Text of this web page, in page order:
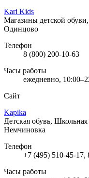
Kari Kids
Магазины детской
Одинцово
Телефон
8 (800) 200-10-63
Часы работы
ежедневно,
Сайт
Kapika
Детская обувь,
Немчиновка
Телефон
+7 (495) 510-45-17,
Часы работы